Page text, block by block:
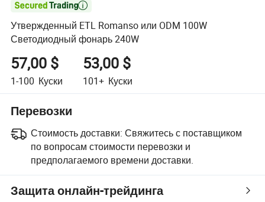

Утвержденный ETL Romanso или ODM 100W
Светодиодный фонарь 240W
57,00 $
1-100 Куски
53,00 $
101+ Куски
Перевозки
Стоимость доставки: Свяжитесь с поставщиком
по вопросам стоимости перевозки и
предполагаемого времени доставки.
Защита онлайн-трейдинга